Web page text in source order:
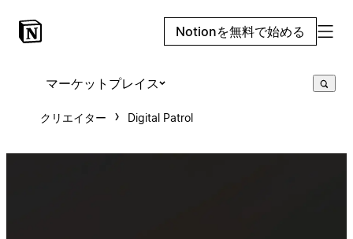
Notionを無料で始める
マーケットプレイス
クリエイター Digital Patrol